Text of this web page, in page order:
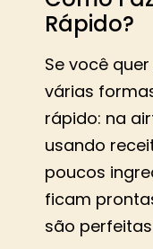
Rápido?
Se você
várias
rápido: na
usando
poucos
ficam
são